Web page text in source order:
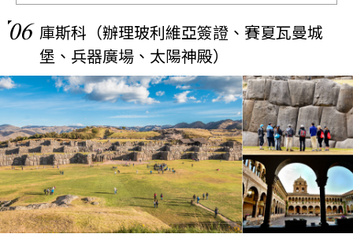
06 庫斯科（辦理玻利維亞簽證、賽夏瓦曼城
堡、兵器廣場、太陽神殿）